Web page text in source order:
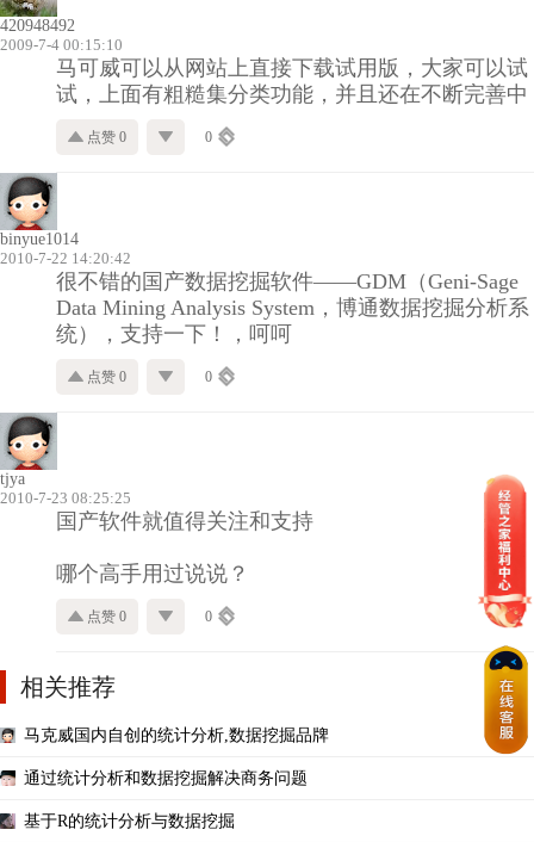
420948492
2009-7-4 00:15:10
马可威可以从网站上直接下载试用版，大家可以试
试，上面有粗糙集分类功能，并且还在不断完善中
点赞 0 0
binyue1014
2010-7-22 14:20:42
很不错的国产数据挖掘软件——GDM（Geni-Sage
Data Mining Analysis System，博通数据挖掘分析系
统），支持一下！，呵呵
点赞 0 0
tjya
2010-7-23 08:25:25
国产软件就值得关注和支持
哪个高手用过说说？
点赞 0 0
相关推荐
马克威国内自创的统计分析,数据挖掘品牌
通过统计分析和数据挖掘解决商务问题
基于R的统计分析与数据挖掘